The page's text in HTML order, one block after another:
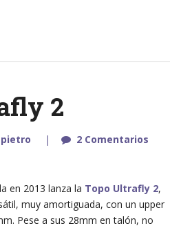
2
2 Comentarios
en 2013 lanza la Topo Ultrafly 2,
muy amortiguada, con un upper
Pese a sus 28mm en talón, no